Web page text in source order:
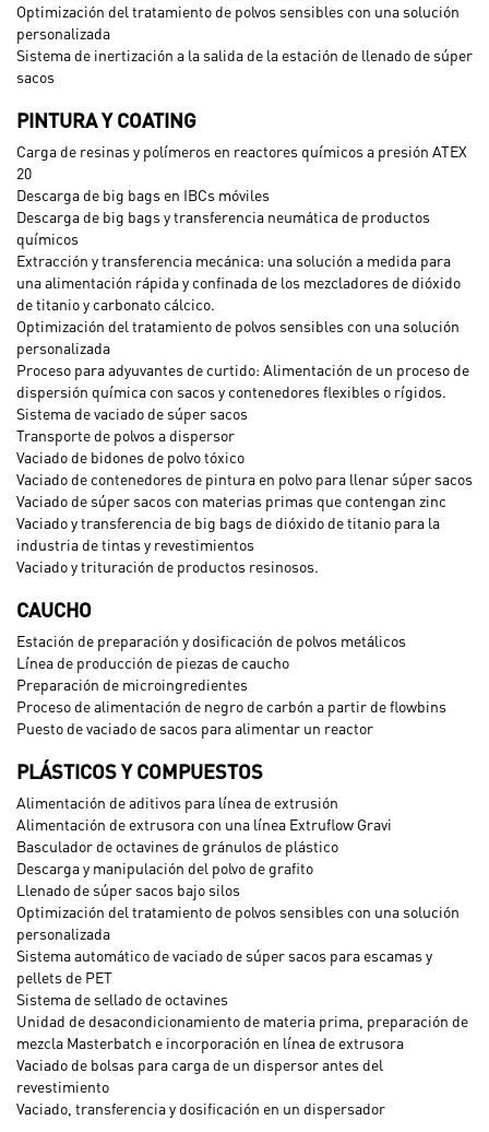
Optimización del tratamiento de polvos sensibles con una solución
personalizada
Sistema de inertización a la salida de la estación de llenado de súper
sacos
PINTURA Y COATING
Carga de resinas y polímeros en reactores químicos a presión ATEX
20
Descarga de big bags en IBCs móviles
Descarga de big bags y transferencia neumática de productos
químicos
Extracción y transferencia mecánica: una solución a medida para
una alimentación rápida y confinada de los mezcladores de dióxido
de titanio y carbonato cálcico.
Optimización del tratamiento de polvos sensibles con una solución
personalizada
Proceso para adyuvantes de curtido: Alimentación de un proceso de
dispersión química con sacos y contenedores flexibles o rígidos.
Sistema de vaciado de súper sacos
Transporte de polvos a dispersor
Vaciado de bidones de polvo tóxico
Vaciado de contenedores de pintura en polvo para llenar súper sacos
Vaciado de súper sacos con materias primas que contengan zinc
Vaciado y transferencia de big bags de dióxido de titanio para la
industria de tintas y revestimientos
Vaciado y trituración de productos resinosos.
CAUCHO
Estación de preparación y dosificación de polvos metálicos
Línea de producción de piezas de caucho
Preparación de microingredientes
Proceso de alimentación de negro de carbón a partir de flowbins
Puesto de vaciado de sacos para alimentar un reactor
PLÁSTICOS Y COMPUESTOS
Alimentación de aditivos para línea de extrusión
Alimentación de extrusora con una línea Extruflow Gravi
Basculador de octavines de gránulos de plástico
Descarga y manipulación del polvo de grafito
Llenado de súper sacos bajo silos
Optimización del tratamiento de polvos sensibles con una solución
personalizada
Sistema automático de vaciado de súper sacos para escamas y
pellets de PET
Sistema de sellado de octavines
Unidad de desacondicionamiento de materia prima, preparación de
mezcla Masterbatch e incorporación en línea de extrusora
Vaciado de bolsas para carga de un dispersor antes del
revestimiento
Vaciado, transferencia y dosificación en un dispersador